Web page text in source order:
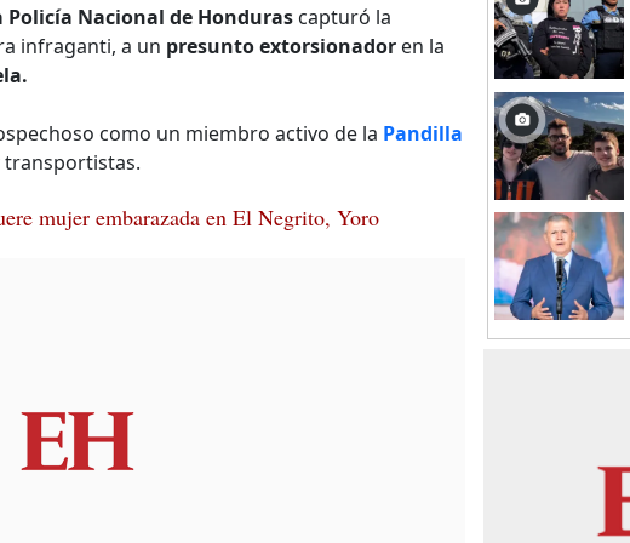
Policía Nacional de Honduras capturó la
infraganti, a un presunto extorsionador en la
como un miembro activo de la Pandilla
transportistas.
mujer embarazada en El Negrito, Yoro